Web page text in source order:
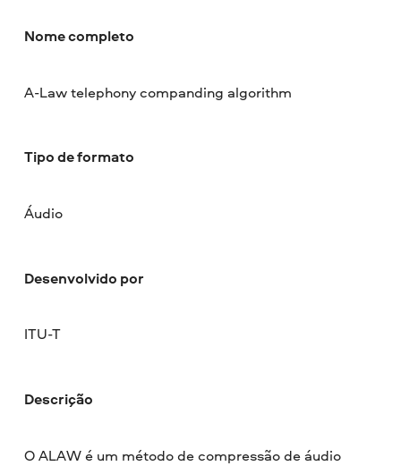
Nome completo
A-Law telephony companding algorithm
Tipo de formato
Áudio
Desenvolvido por
ITU-T
Descrição
O ALAW é um método de compressão de áudio